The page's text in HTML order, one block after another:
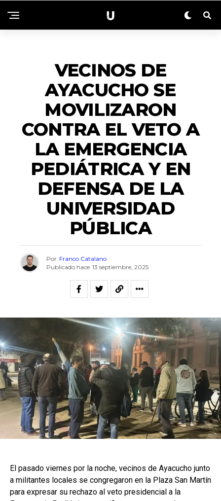
VECINOS DE
AYACUCHO SE
MOVILIZARON
CONTRA EL VETO A
LA EMERGENCIA
PEDIÁTRICA Y EN
DEFENSA DE LA
UNIVERSIDAD
PÚBLICA
Por Franco Catalano
Publicado hace 13 septiembre, 2025
El pasado viernes por la noche, vecinos de Ayacucho junto
a militantes locales se congregaron en la Plaza San Martín
para expresar su rechazo al veto presidencial a la